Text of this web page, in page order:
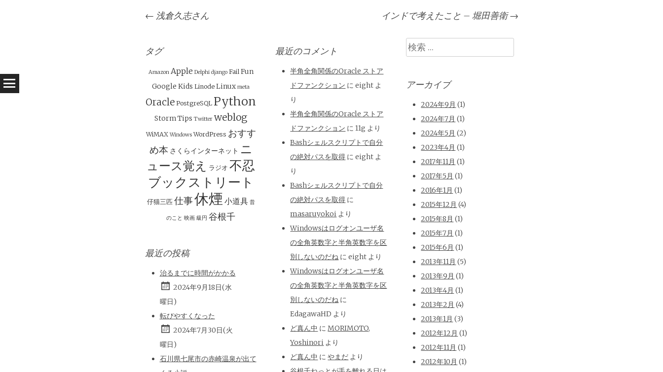
投
稿
ナ
ビ
ゲ
ー
シ
ョ
ン
← 浅倉久志さん インドで考えたこと – 堀田善衛→
タグ
Amazon Apple Delphi django Fail Fun
Google Kids Linode Linux meta
Oracle PostgreSQL Python
StormTips Twitter weblog
WiMAX Windows WordPress おすす
め本 さくらインターネット ニ
ュース覚え
ラジオ 不忍
ブックストリート
仔猫三匹 仕事休煙 小道具 昔
のこと 映画 級円 谷根千
最近の投稿
治るまでに時間がかかる
2024年9月18日(水
曜日)
転びやすくなった
2024年7月30日(火
曜日)
石川県七尾市の赤崎温泉が出て
最近のコメント
半角全角関係のOracle ストア
ドファンクション にeight よ
り
半角全角関係のOracle ストア
ドファンクション に11g より
Bashシェルスクリプトで自分
の絶対パスを取得 にeight よ
り
Bashシェルスクリプトで自分
の絶対パスを取得 に
masaruyokoi より
Windowsはログオンユーザ名
の全角英数字と半角英数字を区
別しないのだね にeight より
Windowsはログオンユーザ名
の全角英数字と半角英数字を区
別しないのだね に
EdagawaHD より
ど真ん中 にMORIMOTO,
Yoshinori より
ど真ん中 にやまだ より
検
索
アーカイブ
2024年9月 (1)
2024年7月 (1)
2024年5月 (2)
2023年4月 (1)
2017年11月 (1)
2017年5月 (1)
2016年1月 (1)
2015年12月 (4)
2015年8月 (1)
2015年7月 (1)
2015年6月 (1)
2013年11月 (5)
2013年9月 (1)
2013年4月 (1)
2013年2月 (4)
2013年1月 (3)
2012年12月 (1)
2012年11月 (1)
2012年10月 (1)